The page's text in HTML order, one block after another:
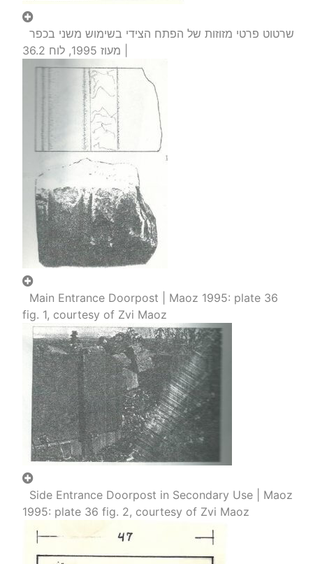
שרטוט פרטי מזוזות של הפתח הצידי בשימוש משני בכפר
| מעוז 1995, לוח 36.2
Main Entrance Doorpost | Maoz 1995: plate 36
fig. 1, courtesy of Zvi Maoz
Side Entrance Doorpost in Secondary Use | Maoz
1995: plate 36 fig. 2, courtesy of Zvi Maoz